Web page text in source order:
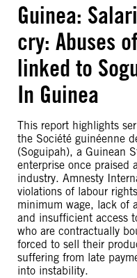
Guinea:
cry: Abuses
linked to
In Guinea
This report highlights
the Société guinéenne
(Soguipah), a Guinean
enterprise once praised
industry. Amnesty
violations of labour
minimum wage, lack of
and insufficient access
who are contractually
forced to sell their
suffering from late
into instability.